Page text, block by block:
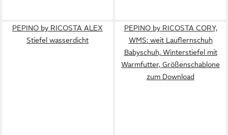
PEPINO by RICOSTA ALEX
Stiefel wasserdicht
PEPINO by RICOSTA CORY,
WMS: weit Lauflernschuh
Babyschuh, Winterstiefel mit
Warmfutter, Größenschablone
zum Download